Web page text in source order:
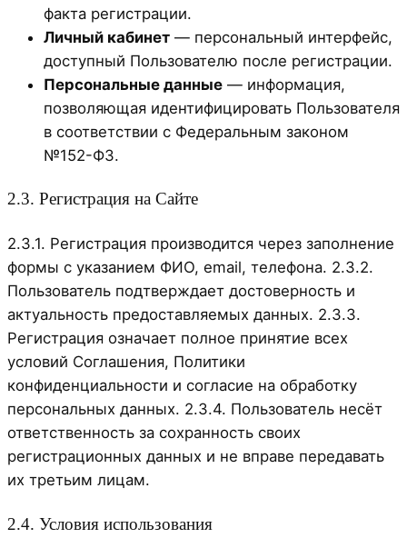
факта регистрации.
Личный кабинет — персональный интерфейс,
доступный Пользователю после регистрации.
Персональные данные — информация,
позволяющая идентифицировать Пользователя
в соответствии с Федеральным законом
№152-ФЗ.
2.3. Регистрация на Сайте
2.3.1. Регистрация производится через заполнение
формы с указанием ФИО, email, телефона. 2.3.2.
Пользователь подтверждает достоверность и
актуальность предоставляемых данных. 2.3.3.
Регистрация означает полное принятие всех
условий Соглашения, Политики
конфиденциальности и согласие на обработку
персональных данных. 2.3.4. Пользователь несёт
ответственность за сохранность своих
регистрационных данных и не вправе передавать
их третьим лицам.
2.4. Условия использования